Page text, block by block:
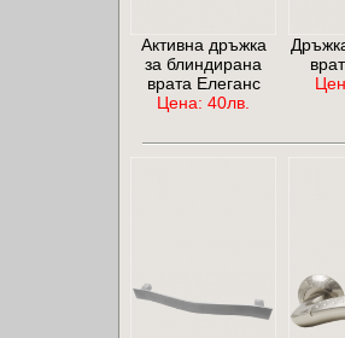
Активна дръжка
за блиндирана
врата Елеганс
Цена: 40лв.